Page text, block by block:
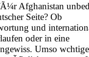
Afghanistan
Seite? Ob
und
oder in eine
Umso